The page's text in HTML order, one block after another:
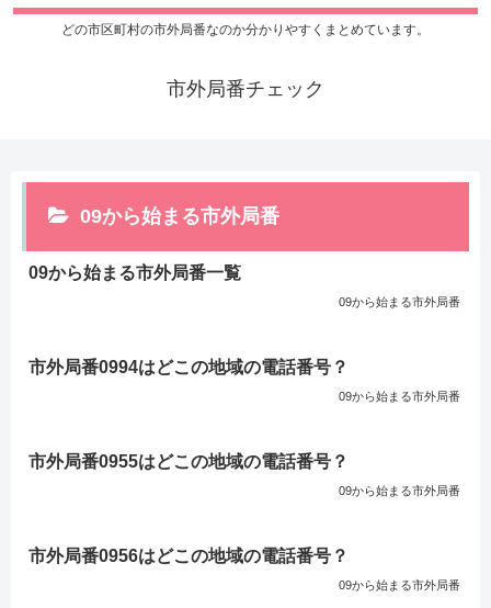
どの市区町村の市外局番なのか分かりやすくまとめています。
市外局番チェック
09から始まる市外局番
09から始まる市外局番一覧
09から始まる市外局番
市外局番0994はどこの地域の電話番号？
09から始まる市外局番
市外局番0955はどこの地域の電話番号？
09から始まる市外局番
市外局番0956はどこの地域の電話番号？
09から始まる市外局番